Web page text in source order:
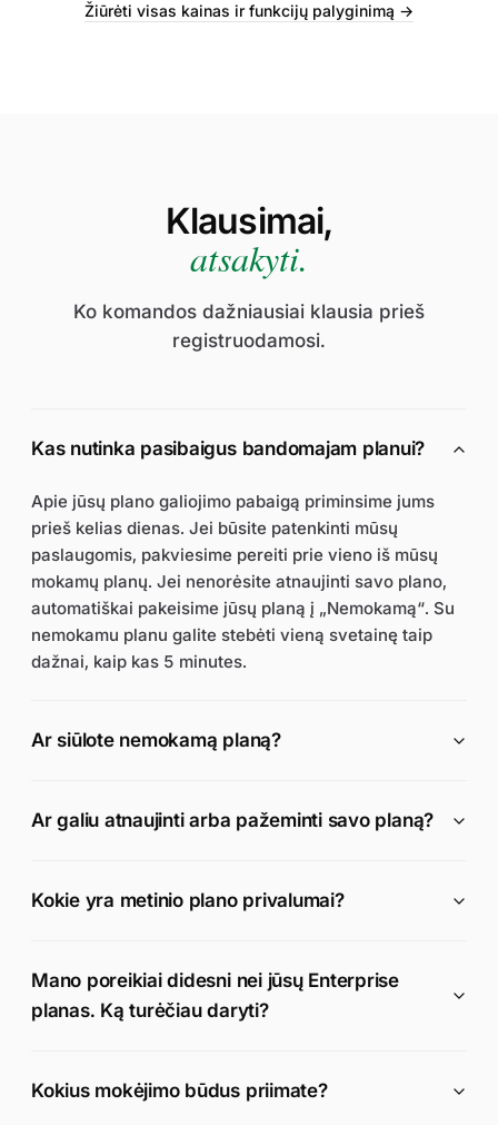
Žiūrėti visas kainas ir funkcijų palyginimą →
Klausimai,
atsakyti.
Ko komandos dažniausiai klausia prieš
registruodamosi.
Kas nutinka pasibaigus bandomajam planui?
Apie jūsų plano galiojimo pabaigą priminsime jums
prieš kelias dienas. Jei būsite patenkinti mūsų
paslaugomis, pakviesime pereiti prie vieno iš mūsų
mokamų planų. Jei nenorėsite atnaujinti savo plano,
automatiškai pakeisime jūsų planą į „Nemokamą“. Su
nemokamu planu galite stebėti vieną svetainę taip
dažnai, kaip kas 5 minutes.
Ar siūlote nemokamą planą?
Ar galiu atnaujinti arba pažeminti savo planą?
Kokie yra metinio plano privalumai?
Mano poreikiai didesni nei jūsų Enterprise
planas. Ką turėčiau daryti?
Kokius mokėjimo būdus priimate?